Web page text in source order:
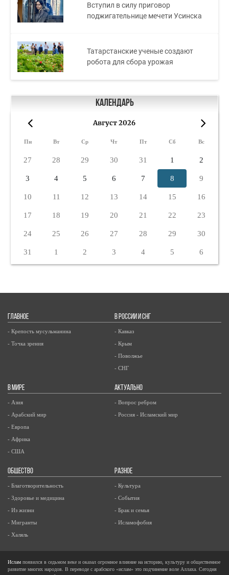
Вступил в силу приговор
поджигательнице мечети Усинска
Татарстанские ученые создают
робота для сбора урожая
Календарь
Август 2026
Пн Вт Ср Чт Пт Сб Вс
27 28 29 30 31 1 2
3 4 5 6 7 8 9
10 11 12 13 14 15 16
17 18 19 20 21 22 23
24 25 26 27 28 29 30
31 1 2 3 4 5 6
ГЛАВНОЕ
- Крепость мусульманина
- Точка зрения
В РОССИИ И СНГ
- Кавказ
- Крым
- Поволжье
- СНГ
В МИРЕ
- Азия
- Арабский мир
- Европа
- Африка
- США
АКТУАЛЬНО
- Вопрос ребром
- Россия - Исламский мир
ОБЩЕСТВО
- Благотворительность
- Здоровье и медицина
- Из жизни
- Мигранты
- Халяль
РАЗНОЕ
- Культура
- События
- Брак и семья
- Исламофобия
Ислам появился в седьмом веке и оказал огромное влияние на историю, культуру и общественное
развитие многих народов. В переводе с арабского «ислам» это подчинение воле Аллаха. Сегодня